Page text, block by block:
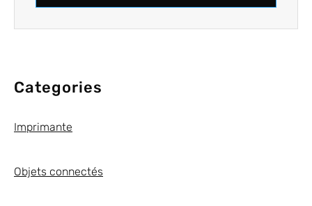
Categories
Imprimante
Objets connectés